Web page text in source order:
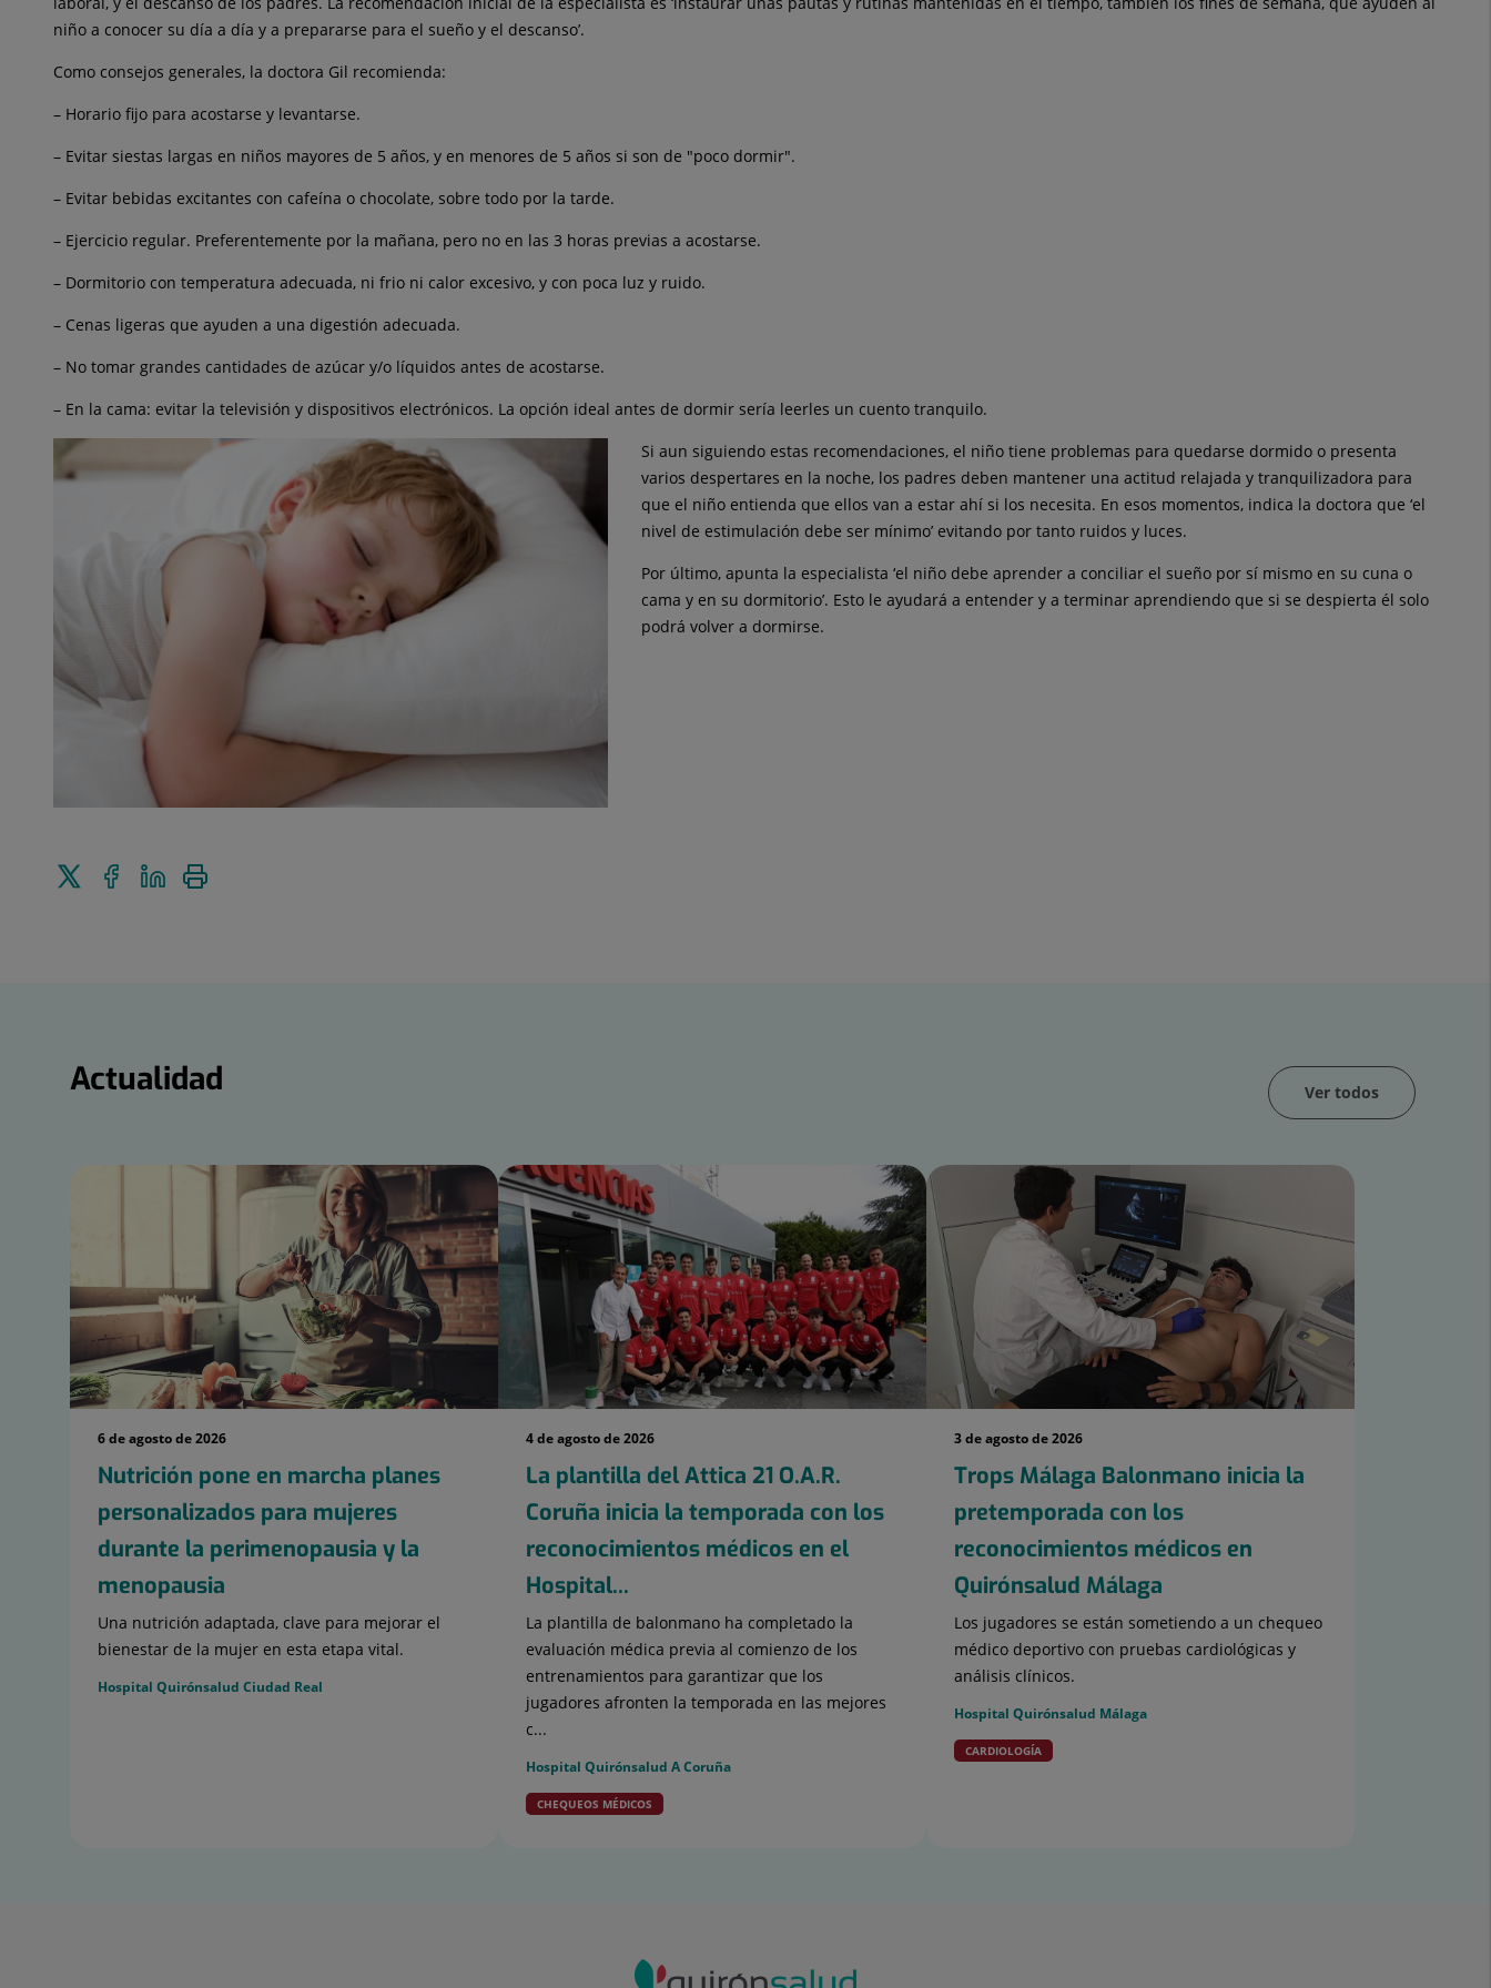
niño a conocer su día a día y a prepararse para el sueño y el descanso’.
Como consejos generales, la doctora Gil recomienda:
– Horario fijo para acostarse y levantarse.
– Evitar siestas largas en niños mayores de 5 años, y en menores de 5 años si son de "poco dormir".
– Evitar bebidas excitantes con cafeína o chocolate, sobre todo por la tarde.
– Ejercicio regular. Preferentemente por la mañana, pero no en las 3 horas previas a acostarse.
– Dormitorio con temperatura adecuada, ni frio ni calor excesivo, y con poca luz y ruido.
– Cenas ligeras que ayuden a una digestión adecuada.
– No tomar grandes cantidades de azúcar y/o líquidos antes de acostarse.
– En la cama: evitar la televisión y dispositivos electrónicos. La opción ideal antes de dormir sería leerles un cuento tranquilo.
Si aun siguiendo estas recomendaciones, el niño tiene problemas para quedarse dormido o presenta
varios despertares en la noche, los padres deben mantener una actitud relajada y tranquilizadora para
que el niño entienda que ellos van a estar ahí si los necesita. En esos momentos, indica la doctora que ‘el
nivel de estimulación debe ser mínimo’ evitando por tanto ruidos y luces.
Por último, apunta la especialista ‘el niño debe aprender a conciliar el sueño por sí mismo en su cuna o
cama y en su dormitorio’. Esto le ayudará a entender y a terminar aprendiendo que si se despierta él solo
podrá volver a dormirse.
Enviar
Compartir
en
Compartir
Actualidad
6 de agosto de 2026
Nutrición pone en marcha planes
personalizados para mujeres
durante la perimenopausia y la
menopausia
Una nutrición adaptada, clave para mejorar el
bienestar de la mujer en esta etapa vital.
Hospital Quirónsalud Ciudad Real
4 de agosto de 2026
La plantilla del Attica 21 O.A.R.
Coruña inicia la temporada con los
reconocimientos médicos en el
Hospital...
La plantilla de balonmano ha completado la
evaluación médica previa al comienzo de los
entrenamientos para garantizar que los
jugadores afronten la temporada en las mejores
c...
Hospital Quirónsalud A Coruña
CHEQUEOS MÉDICOS
3 de agosto de 2026
Trops Málaga Balonmano inicia la
pretemporada con los
reconocimientos médicos en
Quirónsalud Málaga
Los jugadores se están sometiendo a un chequeo
médico deportivo con pruebas cardiológicas y
análisis clínicos.
Hospital Quirónsalud Málaga
CARDIOLOGÍA
Ver todos